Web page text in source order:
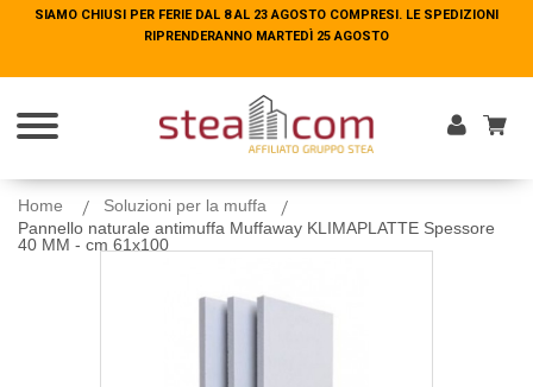
SIAMO CHIUSI PER FERIE DAL 8 AL 23 AGOSTO COMPRESI. LE SPEDIZIONI
RIPRENDERANNO MARTEDÌ 25 AGOSTO
Home
Soluzioni per la muffa
Pannello naturale antimuffa Muffaway KLIMAPLATTE Spessore
40 MM - cm 61x100
SIAMO CHIUSI PER FERIE DAL 8 AL 23 AGOSTO COMPRESI. LE SPEDIZIONI
RIPRENDERANNO MARTEDÌ 25 AGOSTO